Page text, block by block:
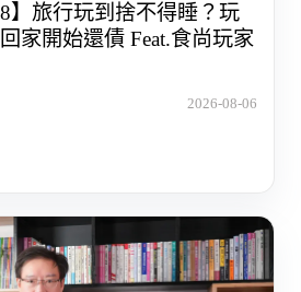
】旅行玩到捨不得睡？玩
家開始還債 Feat.食尚玩家
2026-08-06